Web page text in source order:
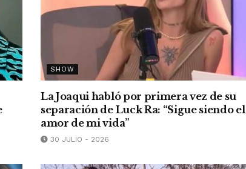
SHOW
La Joaqui habló por primera vez de su
separación de Luck Ra: “Sigue siendo el
amor de mi vida”
30 JULIO - 2026